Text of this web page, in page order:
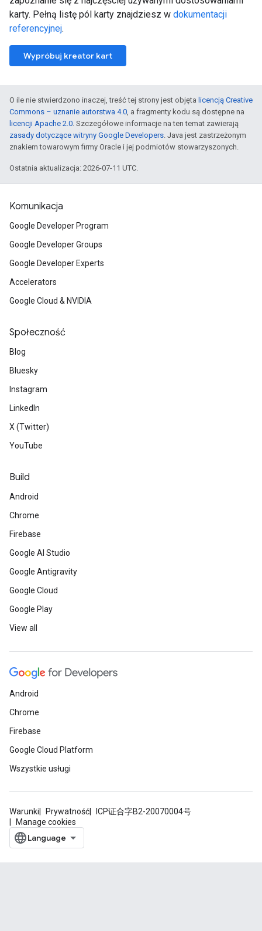
karty. Pełną listę pól karty znajdziesz w dokumentacji
referencyjnej.
Wypróbuj kreator kart
O ile nie stwierdzono inaczej, treść tej strony jest objęta licencją Creative
Commons – uznanie autorstwa 4.0, a fragmenty kodu są dostępne na
licencji Apache 2.0. Szczegółowe informacje na ten temat zawierają
zasady dotyczące witryny Google Developers. Java jest zastrzeżonym
znakiem towarowym firmy Oracle i jej podmiotów stowarzyszonych.
Ostatnia aktualizacja: 2026-07-11 UTC.
Komunikacja
Google Developer Program
Google Developer Groups
Google Developer Experts
Accelerators
Google Cloud & NVIDIA
Społeczność
Blog
Bluesky
Instagram
LinkedIn
X (Twitter)
YouTube
Build
Android
Chrome
Firebase
Google AI Studio
Google Antigravity
Google Cloud
Google Play
View all
Android
Chrome
Firebase
Google Cloud Platform
Wszystkie usługi
Warunki Prywatność
ICP证合字B2-20070004号
Manage cookies